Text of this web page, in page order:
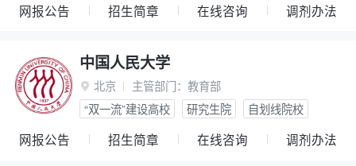
网报公告 招生简章 在线咨询 调剂办法
中国人民大学
 北京 主管部门： 教育部
“双一流”建设高校
研究生院 自划线院校
网报公告 招生简章 在线咨询 调剂办法